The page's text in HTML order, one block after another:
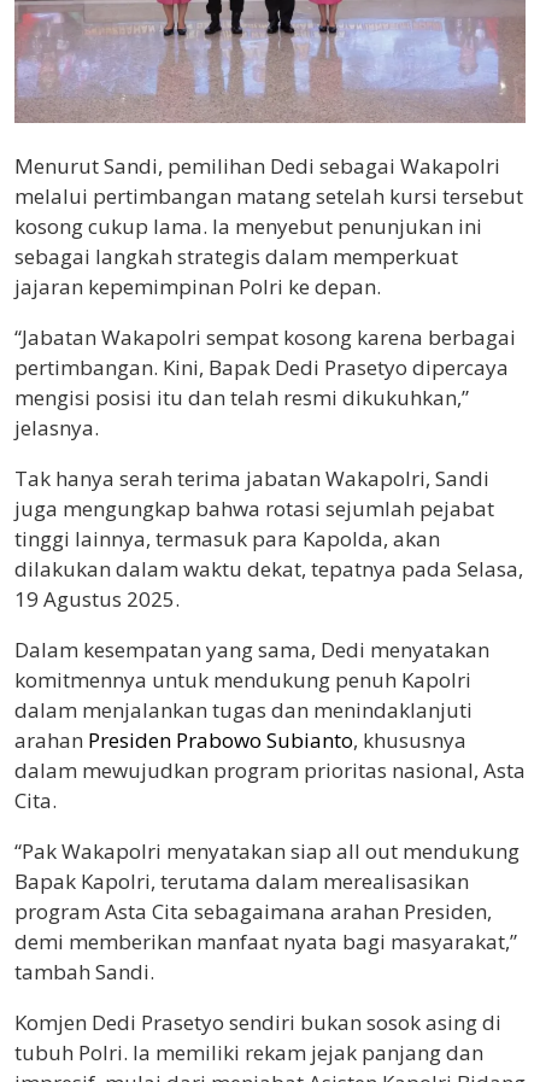
Menurut Sandi, pemilihan Dedi sebagai Wakapolri
melalui pertimbangan matang setelah kursi tersebut
kosong cukup lama. Ia menyebut penunjukan ini
sebagai langkah strategis dalam memperkuat
jajaran kepemimpinan Polri ke depan.
“Jabatan Wakapolri sempat kosong karena berbagai
pertimbangan. Kini, Bapak Dedi Prasetyo dipercaya
mengisi posisi itu dan telah resmi dikukuhkan,”
jelasnya.
Tak hanya serah terima jabatan Wakapolri, Sandi
juga mengungkap bahwa rotasi sejumlah pejabat
tinggi lainnya, termasuk para Kapolda, akan
dilakukan dalam waktu dekat, tepatnya pada Selasa,
19 Agustus 2025.
Dalam kesempatan yang sama, Dedi menyatakan
komitmennya untuk mendukung penuh Kapolri
dalam menjalankan tugas dan menindaklanjuti
arahan Presiden Prabowo Subianto, khususnya
dalam mewujudkan program prioritas nasional, Asta
Cita.
“Pak Wakapolri menyatakan siap all out mendukung
Bapak Kapolri, terutama dalam merealisasikan
program Asta Cita sebagaimana arahan Presiden,
demi memberikan manfaat nyata bagi masyarakat,”
tambah Sandi.
Komjen Dedi Prasetyo sendiri bukan sosok asing di
tubuh Polri. Ia memiliki rekam jejak panjang dan